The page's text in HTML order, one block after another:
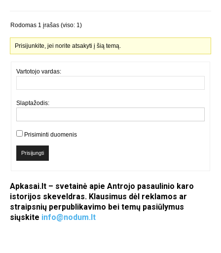
Rodomas 1 įrašas (viso: 1)
Prisijunkite, jei norite atsakyti į šią temą.
Vartotojo vardas:
Slaptažodis:
Prisiminti duomenis
Prisijungti
Apkasai.lt – svetainė apie Antrojo pasaulinio karo
istorijos skeveldras. Klausimus dėl reklamos ar
straipsnių perpublikavimo bei temų pasiūlymus
siųskite info@nodum.lt